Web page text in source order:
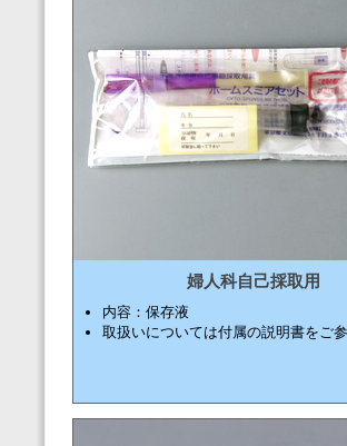
婦人科自己採取用
内容：保存液
取扱いについては付属の説明書をご参